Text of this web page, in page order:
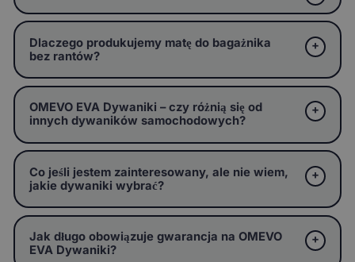
Dlaczego produkujemy matę do bagażnika
bez rantów?
OMEVO EVA Dywaniki – czy różnią się od
innych dywaników samochodowych?
Co jeśli jestem zainteresowany, ale nie wiem,
jakie dywaniki wybrać?
Jak długo obowiązuje gwarancja na OMEVO
EVA Dywaniki?